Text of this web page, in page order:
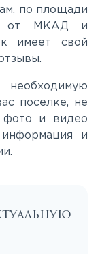
по площади
от МКАД и
имеет свой
поселке, не
фото и видео
и